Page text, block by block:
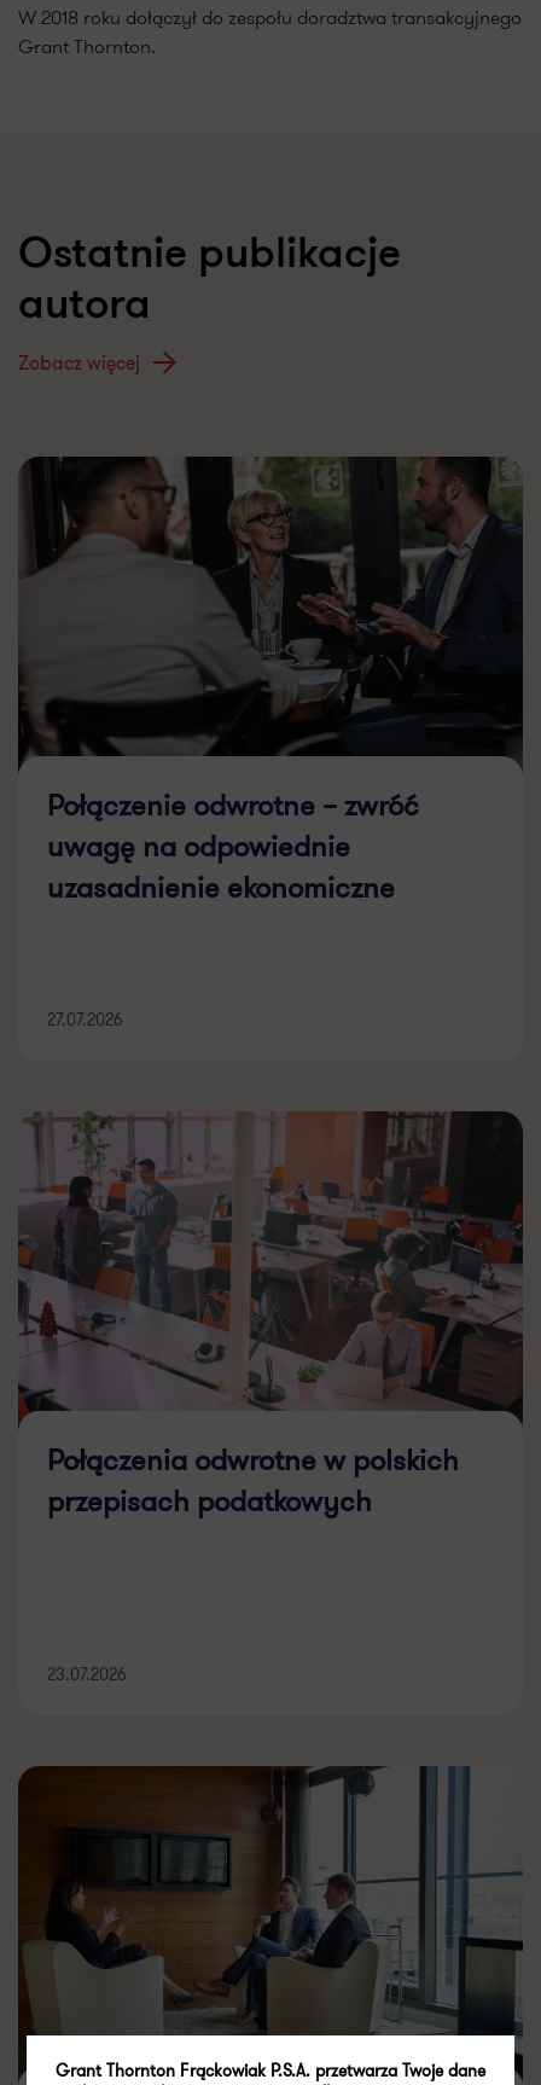
W 2018 roku dołączył do zespołu doradztwa transakcyjnego
Grant Thornton.
Ostatnie publikacje
autora
Zobacz więcej
Połączenie odwrotne – zwróć
uwagę na odpowiednie
uzasadnienie ekonomiczne
27.07.2026
Połączenia odwrotne w polskich
przepisach podatkowych
23.07.2026
Grant Thornton Frąckowiak P.S.A. przetwarza Twoje dane